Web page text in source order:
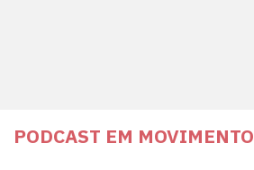
PODCAST EM MOVIMENTO